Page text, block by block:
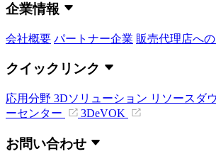
企業情報
会社概要 パートナー企業 販売代理店へ
クイックリンク
応用分野 3Dソリューション リソースダ
ーセンター
3DeVOK
お問い合わせ